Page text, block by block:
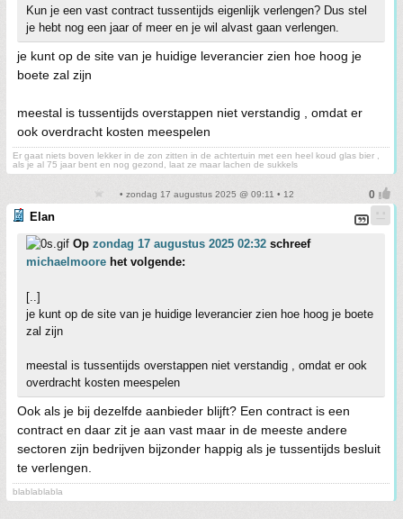
Kun je een vast contract tussentijds eigenlijk verlengen? Dus stel
je hebt nog een jaar of meer en je wil alvast gaan verlengen.
je kunt op de site van je huidige leverancier zien hoe hoog je
boete zal zijn
meestal is tussentijds overstappen niet verstandig , omdat er
ook overdracht kosten meespelen
Er gaat niets boven lekker in de zon zitten in de achtertuin met een heel koud glas bier ,
als je al 75 jaar bent en nog gezond, laat ze maar lachen de sukkels
• zondag 17 augustus 2025 @ 09:11 • 12
Elan
Op zondag 17 augustus 2025 02:32 schreef
michaelmoore het volgende:
[..]
je kunt op de site van je huidige leverancier zien hoe hoog je boete
zal zijn
meestal is tussentijds overstappen niet verstandig , omdat er ook
overdracht kosten meespelen
Ook als je bij dezelfde aanbieder blijft? Een contract is een
contract en daar zit je aan vast maar in de meeste andere
sectoren zijn bedrijven bijzonder happig als je tussentijds besluit
te verlengen.
blablablabla